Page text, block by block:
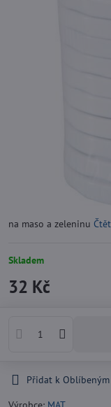
na maso a zeleninu
Skladem
32 Kč
Přidat k Oblíbeným